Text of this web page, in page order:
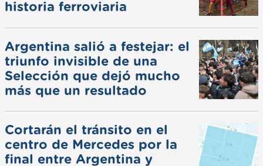
historia ferroviaria
Argentina salió a festejar: el
triunfo invisible de una
Selección que dejó mucho
más que un resultado
Cortarán el tránsito en el
centro de Mercedes por la
final entre Argentina y